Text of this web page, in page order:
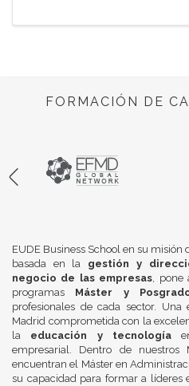
FORMACIÓN DE
EUDE Business School en su
basada en la gestión y
negocio de las empresas, pone
programas Máster y
profesionales de cada sector.
Madrid comprometida con la
la educación y tecnologíaen
empresarial. Dentro de nuestros
encuentran el Máster en
su capacidad para formar a líderes